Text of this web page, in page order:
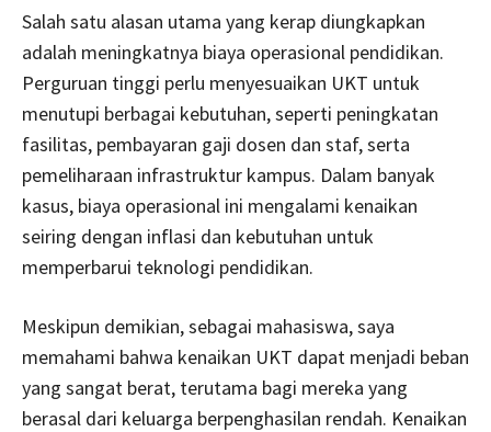
Salah satu alasan utama yang kerap diungkapkan
adalah meningkatnya biaya operasional pendidikan.
Perguruan tinggi perlu menyesuaikan UKT untuk
menutupi berbagai kebutuhan, seperti peningkatan
fasilitas, pembayaran gaji dosen dan staf, serta
pemeliharaan infrastruktur kampus. Dalam banyak
kasus, biaya operasional ini mengalami kenaikan
seiring dengan inflasi dan kebutuhan untuk
memperbarui teknologi pendidikan.
Meskipun demikian, sebagai mahasiswa, saya
memahami bahwa kenaikan UKT dapat menjadi beban
yang sangat berat, terutama bagi mereka yang
berasal dari keluarga berpenghasilan rendah. Kenaikan